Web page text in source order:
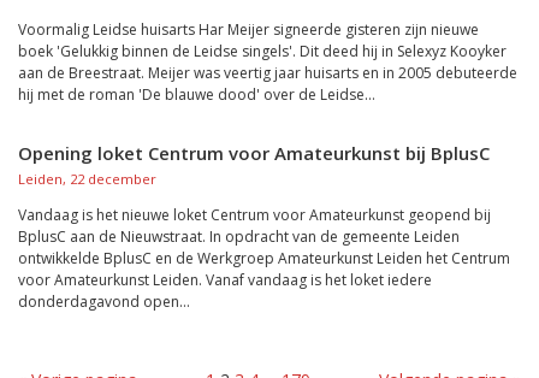
Voormalig Leidse huisarts Har Meijer signeerde gisteren zijn nieuwe
boek 'Gelukkig binnen de Leidse singels'. Dit deed hij in Selexyz Kooyker
aan de Breestraat. Meijer was veertig jaar huisarts en in 2005 debuteerde
hij met de roman 'De blauwe dood' over de Leidse...
Opening loket Centrum voor Amateurkunst bij BplusC
Leiden, 22 december
Vandaag is het nieuwe loket Centrum voor Amateurkunst geopend bij
BplusC aan de Nieuwstraat. In opdracht van de gemeente Leiden
ontwikkelde BplusC en de Werkgroep Amateurkunst Leiden het Centrum
voor Amateurkunst Leiden. Vanaf vandaag is het loket iedere
donderdagavond open...